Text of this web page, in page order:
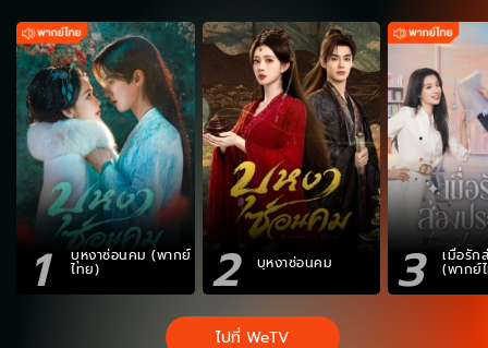
1 บุหงาซ่อนคม (พากย์
ไทย) 2 บุหงาซ่อนคม 3 เมื่อรัก
(พากย์
ไปที่ WeTV